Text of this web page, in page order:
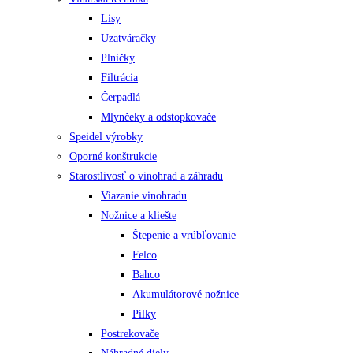
Lisy
Uzatváračky
Plničky
Filtrácia
Čerpadlá
Mlynčeky a odstopkovače
Speidel výrobky
Oporné konštrukcie
Starostlivosť o vinohrad a záhradu
Viazanie vinohradu
Nožnice a kliešte
Štepenie a vrúbľovanie
Felco
Bahco
Akumulátorové nožnice
Pílky
Postrekovače